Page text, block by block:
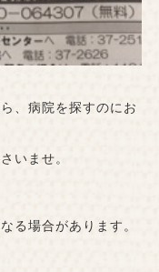
、病院を探すのにお
いませ。
る場合があります。